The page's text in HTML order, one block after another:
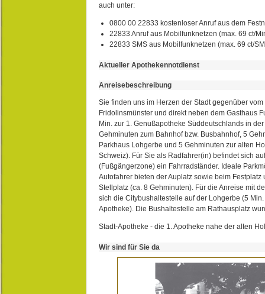
auch unter:
0800 00 22833 kostenloser Anruf aus dem
22833 Anruf aus Mobilfunknetzen (max. 69 ct/
22833 SMS aus Mobilfunknetzen (max. 69 ct/
Aktueller Apothekennotdienst
Anreisebeschreibung
Sie finden uns im Herzen der Stadt gegenüber
Fridolinsmünster und direkt neben dem Gasthaus
Min. zur 1. Genußapotheke Süddeutschlands in
Gehminuten zum Bahnhof bzw. Busbahnhof, 5
Parkhaus Lohgerbe und 5 Gehminuten zur alten
Schweiz). Für Sie als Radfahrer(in) befindet sich
(Fußgängerzone) ein Fahrradständer. Ideale
Autofahrer bieten der Auplatz sowie beim Festplatz
Stellplatz (ca. 8 Gehminuten). Für die Anreise mit
sich die Citybushaltestelle auf der Lohgerbe (5
Apotheke). Die Bushaltestelle am Rathausplatz
Stadt-Apotheke - die 1. Apotheke nahe der alten
Wir sind für Sie da